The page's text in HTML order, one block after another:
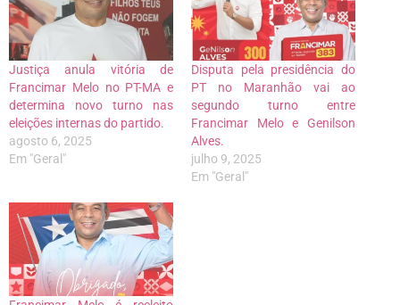
Justiça anula vitória de
Francimar Melo no PT-MA e
determina novo turno nas
eleições internas do partido.
agosto 6, 2025
Em "Geral"
Disputa pela presidência do
PT no Maranhão vai ao
segundo turno entre
Francimar Melo e Genilson
Alves.
julho 9, 2025
Em "Geral"